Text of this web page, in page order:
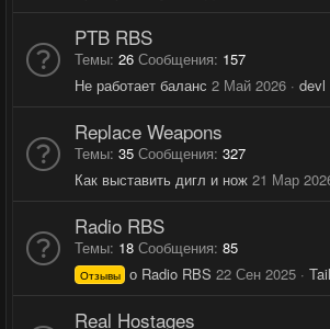
PTB RBS
Темы 26 Сообщения 157
Не работает баланс 2 Май 2026 devl
Replace Weapons
Темы 35 Сообщения 327
Как выставить дигл и нож 21 Мар
Radio RBS
Темы 18 Сообщения 85
Отзывы о Radio RBS 22 Сен 2025
Real Hostages